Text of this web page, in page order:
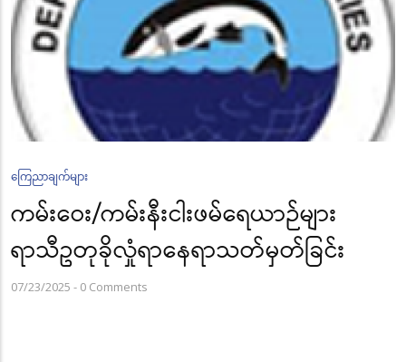
ကြေညာချက်များ
ကမ်းဝေး/ကမ်းနီးငါးဖမ်ရေယာဉ်များ
ရာသီဥတုခိုလှုံရာနေရာသတ်မှတ်ခြင်း
07/23/2025 - 0 Comments